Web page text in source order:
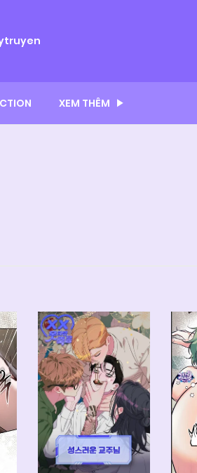
XEM THÊM